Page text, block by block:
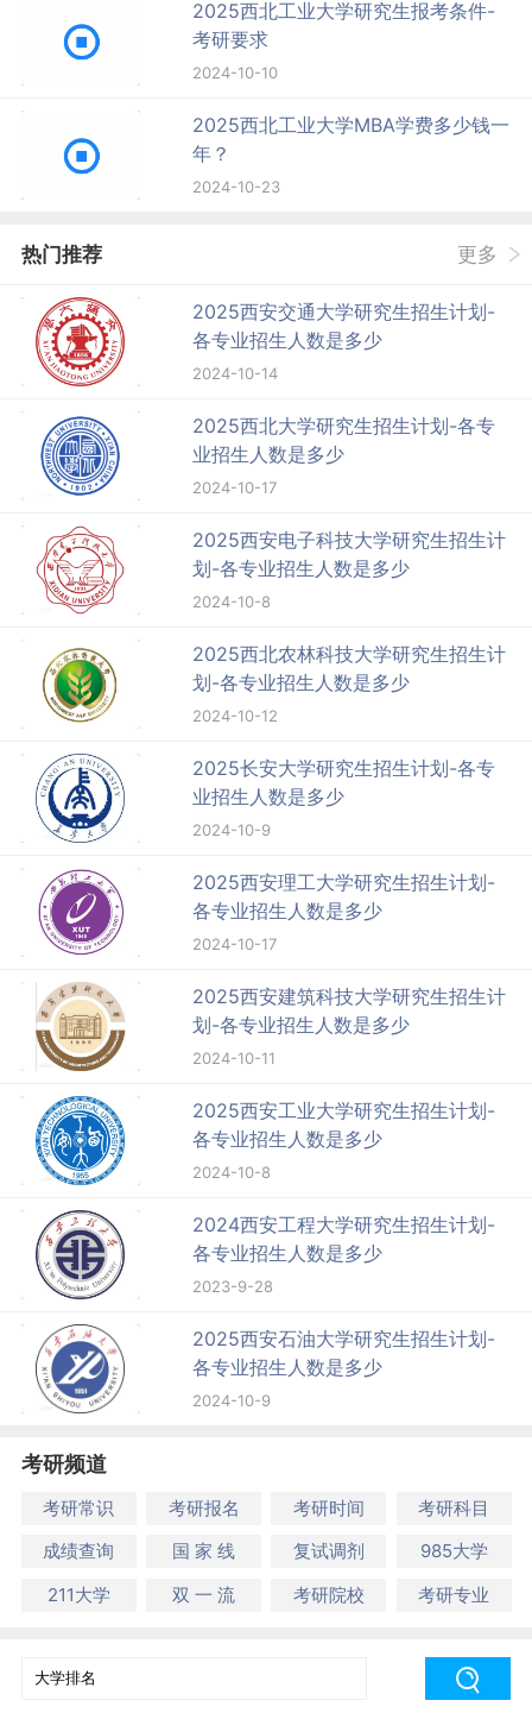
2025西北工业大学研究生报考条件-
考研要求
2024-10-10
2025西北工业大学MBA学费多少钱一
年？
2024-10-23
热门推荐 更多
2025西安交通大学研究生招生计划-
各专业招生人数是多少
2024-10-14
2025西北大学研究生招生计划-各专
业招生人数是多少
2024-10-17
2025西安电子科技大学研究生招生计
划-各专业招生人数是多少
2024-10-8
2025西北农林科技大学研究生招生计
划-各专业招生人数是多少
2024-10-12
2025长安大学研究生招生计划-各专
业招生人数是多少
2024-10-9
2025西安理工大学研究生招生计划-
各专业招生人数是多少
2024-10-17
2025西安建筑科技大学研究生招生计
划-各专业招生人数是多少
2024-10-11
2025西安工业大学研究生招生计划-
各专业招生人数是多少
2024-10-8
2024西安工程大学研究生招生计划-
各专业招生人数是多少
2023-9-28
2025西安石油大学研究生招生计划-
各专业招生人数是多少
2024-10-9
考研频道
考研常识 考研报名 考研时间
考研科目
成绩查询
国 家 线 复试调剂
985大学
211大学
双 一 流 考研院校 考研专业